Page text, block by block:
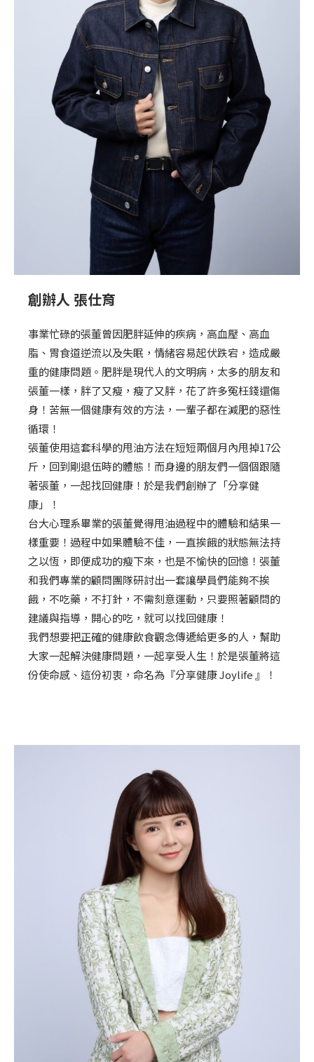
創辦人 張仕育
事業忙碌的張董曾因肥胖延伸的疾病，高血壓、高血
脂、胃食道逆流以及失眠，情緒容易起伏跌宕，造成嚴
重的健康問題。肥胖是現代人的文明病，太多的朋友和
張董一樣，胖了又瘦，瘦了又胖，花了許多冤枉錢還傷
身！苦無一個健康有效的方法，一輩子都在減肥的惡性
循環！
張董使用這套科學的甩油方法在短短兩個月內甩掉17公
斤，回到剛退伍時的體態！而身邊的朋友們一個個跟隨
著張董，一起找回健康！於是我們創辦了「分享健
康」！
台大心理系畢業的張董覺得甩油過程中的體驗和結果一
樣重要！過程中如果體驗不佳，一直挨餓的狀態無法持
之以恆，即便成功的瘦下來，也是不愉快的回憶！張董
和我們專業的顧問團隊研討出一套讓學員們能夠不挨
餓，不吃藥，不打針，不需刻意運動，只要照著顧問的
建議與指導，開心的吃，就可以找回健康！
我們想要把正確的健康飲食觀念傳遞給更多的人，幫助
大家一起解決健康問題，一起享受人生！於是張董將這
份使命感、這份初衷，命名為『分享健康 Joylife 』！